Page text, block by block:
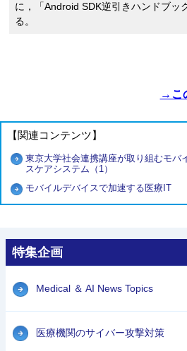
に，「Android SDK逆引きハンドブッ
る。
→こ
【関連コンテンツ】
東京大学社会連携講座が取り組むモバ
スケアシステム（1）
モバイルデバイスで加速する医療IT
特集企画
Medical ＆ AI News Topics
医療機関のサイバー攻撃対策